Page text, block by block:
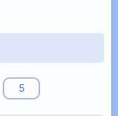
5